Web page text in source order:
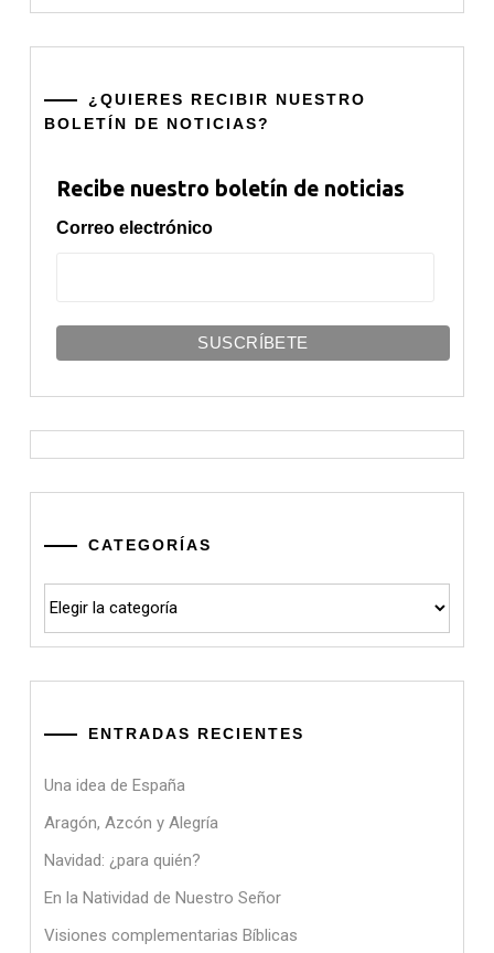
¿QUIERES RECIBIR NUESTRO
BOLETÍN DE NOTICIAS?
Recibe nuestro boletín de noticias
Correo electrónico
CATEGORÍAS
ENTRADAS RECIENTES
Una idea de España
Aragón, Azcón y Alegría
Navidad: ¿para quién?
En la Natividad de Nuestro Señor
Visiones complementarias Bíblicas